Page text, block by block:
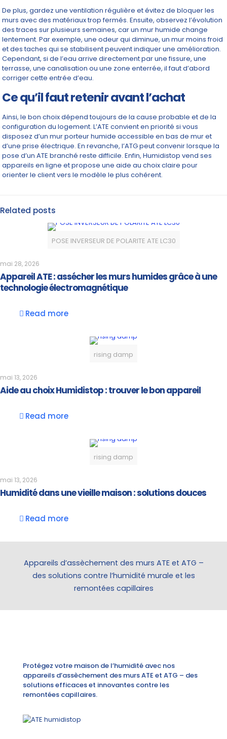
De plus, gardez une ventilation régulière et évitez de bloquer les
murs avec des matériaux trop fermés. Ensuite, observez l’évolution
des traces sur plusieurs semaines, car un mur humide change
lentement. Par exemple, une odeur qui diminue, un mur moins froid
et des taches qui se stabilisent peuvent indiquer une amélioration.
Cependant, si de l’eau arrive directement par une fissure, une
terrasse, une canalisation ou une zone enterrée, il faut d’abord
corriger cette entrée d’eau.
Ce qu’il faut retenir avant l’achat
Ainsi, le bon choix dépend toujours de la cause probable et de la
configuration du logement. L’ATE convient en priorité si vous
disposez d’un mur porteur humide accessible en bas de mur et
d’une prise électrique. En revanche, l’ATG peut convenir lorsque la
pose d’un ATE branché reste difficile. Enfin, Humidistop vend ses
appareils en ligne et propose une aide au choix claire pour
orienter le client vers le modèle le plus cohérent.
Related posts
POSE INVERSEUR DE POLARITE ATE LC30
mai 28, 2026
Appareil ATE : assécher les murs humides grâce à une
technologie électromagnétique
Read more
rising damp
mai 13, 2026
Aide au choix Humidistop : trouver le bon appareil
Read more
rising damp
mai 13, 2026
Humidité dans une vieille maison : solutions douces
Read more
Appareils d’assèchement des murs ATE et ATG –
des solutions contre l’humidité murale et les
remontées capillaires
Protégez votre maison de l’humidité avec nos
appareils d’assèchement des murs ATE et ATG – des
solutions efficaces et innovantes contre les
remontées capillaires.